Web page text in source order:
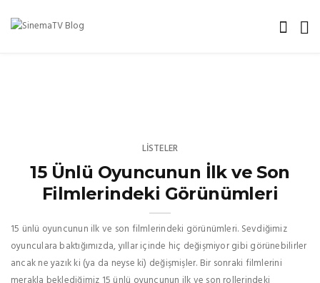
LISTELER
15 Ünlü Oyuncunun İlk ve Son
Filmlerindeki Görünümleri
15 ünlü oyuncunun ilk ve son filmlerindeki görünümleri. Sevdiğimiz
oyunculara baktığımızda, yıllar içinde hiç değişmiyor gibi görünebilirler
ancak ne yazık ki (ya da neyse ki) değişmişler. Bir sonraki filmlerini